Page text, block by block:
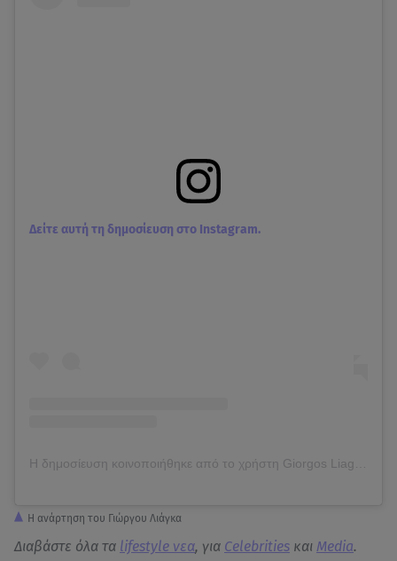
Δείτε αυτή τη δημοσίευση στο Instagram.
Η ανάρτηση του Γιώργου Λιάγκα
Διαβάστε όλα τα lifestyle νεα, για Celebrities και Media.